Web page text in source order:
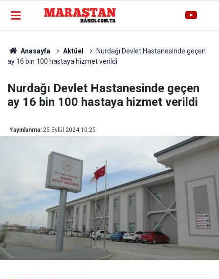
Anasayfa Aktüel
Nurdağı Devlet Hastanesinde geçen
ay 16 bin 100 hastaya hizmet verildi
Nurdağı Devlet Hastanesinde geçen
ay 16 bin 100 hastaya hizmet verildi
Yayınlanma: 25 Eylül 2024 10:25